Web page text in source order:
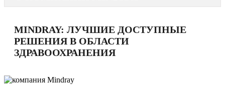
MINDRAY: ЛУЧШИЕ ДОСТУПНЫЕ
РЕШЕНИЯ В ОБЛАСТИ
ЗДРАВООХРАНЕНИЯ